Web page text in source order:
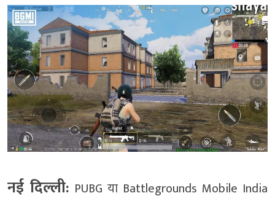
नई दिल्ली: PUBG या Battlegrounds Mobile India